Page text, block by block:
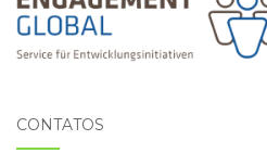
CONTATOS